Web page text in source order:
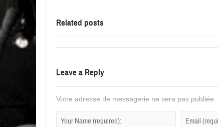
Related posts
Leave a Reply
Votre adresse de messagerie ne sera pas publiée.